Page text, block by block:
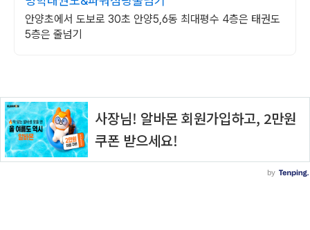
안양초에서 도보로 30초 안양5,6동 최대평수 4층은 태권도
5층은 줄넘기